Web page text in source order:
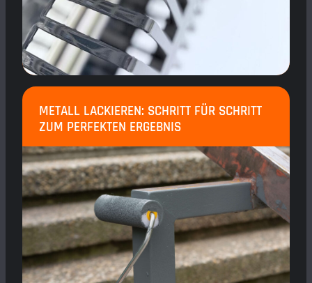
METALL LACKIEREN: SCHRITT FÜR SCHRITT
ZUM PERFEKTEN ERGEBNIS